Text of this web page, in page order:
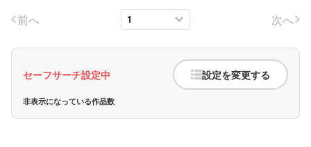
前へ 次へ
セーフサーチ設定中 設定を変更する
非表示になっている作品数